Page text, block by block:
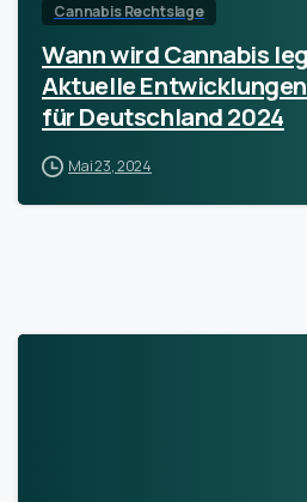
Cannabis Rechtslage
Wann wird Cannabis
Aktuelle
für Deutschland 2024
Mai 23, 2024